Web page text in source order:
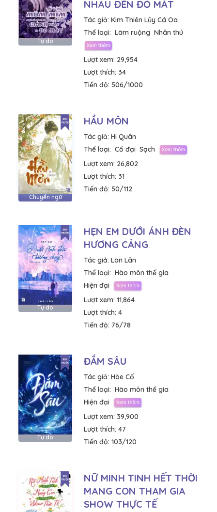
Tự do
NHAU ĐẾN ĐỎ MẮT
Tác giả: Kim Thiên Lũy Cá Oa
Thể loại: Làm ruộng Nhân thú
Lượt xem: 29,954
Lượt thích: 34
Tiến độ: 506/1000
Chuyển ngữ
HẦU MÔN
Tác giả: Hi Quân
Thể loại: Cổ đại Sạch
Lượt xem: 26,802
Lượt thích: 31
Tiến độ: 50/112
Tự do
HẸN EM DƯỚI ÁNH ĐÈN
HƯƠNG CẢNG
Tác giả: Lan Lân
Thể loại: Hào môn thế gia
Hiện đại
Lượt xem: 11,864
Lượt thích: 4
Tiến độ: 76/78
Tự do
ĐẮM SÂU
Tác giả: Hòe Cố
Thể loại: Hào môn thế gia
Hiện đại
Lượt xem: 39,900
Lượt thích: 47
Tiến độ: 103/120
NỮ MINH TINH HẾT THỜI
MANG CON THAM GIA
SHOW THỰC TẾ